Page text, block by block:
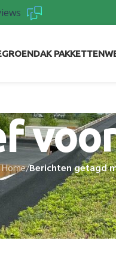
GROENDAK PAKKETTEN
Home/Berichten getagd